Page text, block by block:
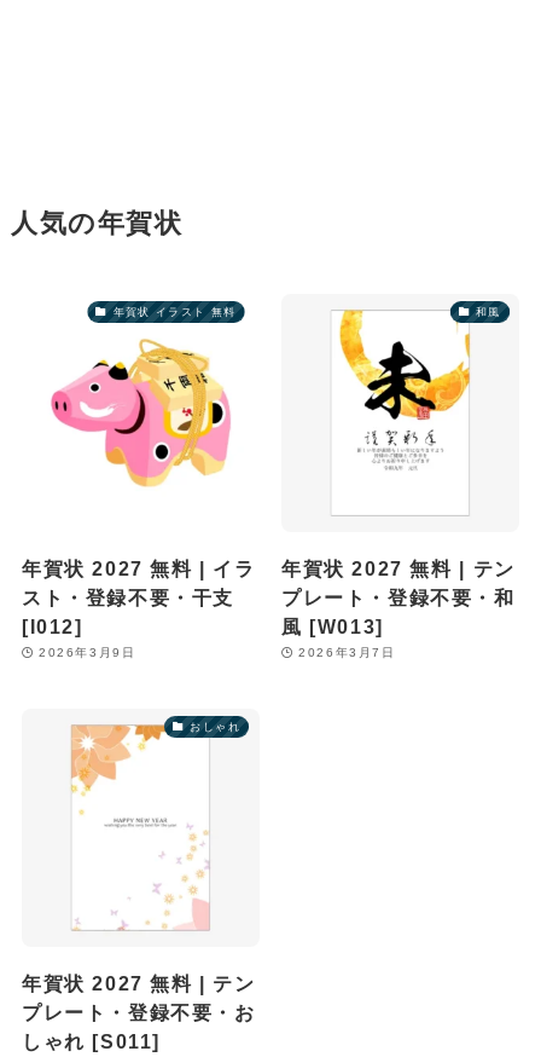
人気の年賀状
年賀状 イラスト 無料
年賀状 2027 無料 | イラ
スト・登録不要・干支
[I012]
2026年3月9日
和風
年賀状 2027 無料 | テン
プレート・登録不要・和
風 [W013]
2026年3月7日
おしゃれ
年賀状 2027 無料 | テン
プレート・登録不要・お
しゃれ [S011]